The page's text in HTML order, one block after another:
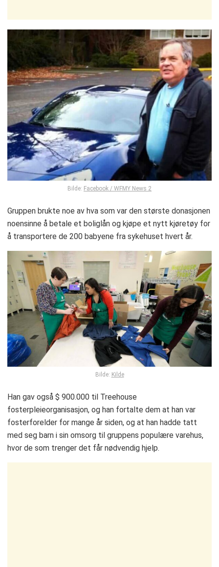
Bilde: Facebook / WFMY News 2
Gruppen brukte noe av hva som var den største donasjonen
noensinne å betale et boliglån og kjøpe et nytt kjøretøy for
å transportere de 200 babyene fra sykehuset hvert år.
Bilde: Kilde
Han gav også $ 900.000 til Treehouse
fosterpleieorganisasjon, og han fortalte dem at han var
fosterforelder for mange år siden, og at han hadde tatt
med seg barn i sin omsorg til gruppens populære varehus,
hvor de som trenger det får nødvendig hjelp.